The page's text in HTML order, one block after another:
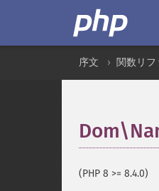
序文 関数リフ
(PHP 8 >= 8.4.0)